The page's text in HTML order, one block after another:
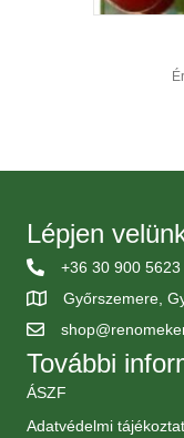
Lépjen
+36 30 900 5623
Győrszemere,
További
ÁSZF
Adatvédelmi